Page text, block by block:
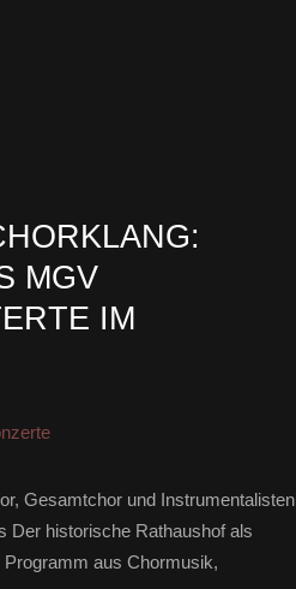
MGV
IM
Gesamtchor und Instrumentalisten
Der historische Rathaushof als
aus Chormusik,